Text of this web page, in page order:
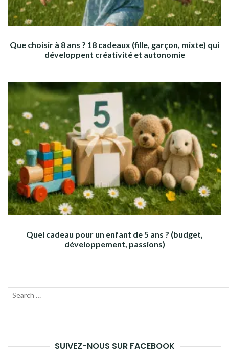
Que choisir à 8 ans ? 18 cadeaux (fille, garçon, mixte) qui
développent créativité et autonomie
Quel cadeau pour un enfant de 5 ans ? (budget,
développement, passions)
Recherche
SUIVEZ-NOUS SUR FACEBOOK